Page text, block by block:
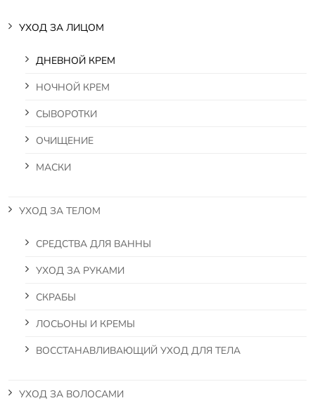
УХОД ЗА ЛИЦОМ
ДНЕВНОЙ КРЕМ
НОЧНОЙ КРЕМ
СЫВОРОТКИ
ОЧИЩЕНИЕ
МАСКИ
УХОД ЗА ТЕЛОМ
СРЕДСТВА ДЛЯ ВАННЫ
УХОД ЗА РУКАМИ
СКРАБЫ
ЛОСЬОНЫ И КРЕМЫ
ВОССТАНАВЛИВАЮЩИЙ УХОД ДЛЯ ТЕЛА
УХОД ЗА ВОЛОСАМИ